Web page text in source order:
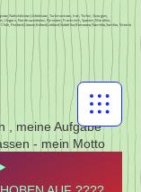
, meine Aufgabe
- mein Motto
Turkmenistan, Iran, Türkei, Georgien,
Ungarn, Nordmazedonien, Pyrenäen, Frankreich, Spanien, Marokko,
Finnland,Litauen,Estland,Lettland,Südafrika,Botswana,Namibia,Sambia, Victoria